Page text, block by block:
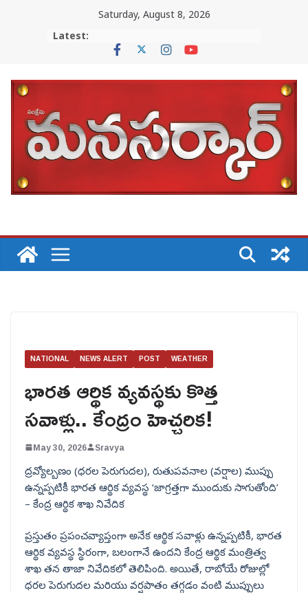
Saturday, August 8, 2026
Latest:
NATIONAL NEWS ALERT POST WEATHER
భారత ఆర్థిక వ్యవస్థకు కొత్త
సవాళ్లు.. కేంద్రం హెచ్చరిక!
May 30, 2026 Sravya
ద్రవ్యోల్బణం (ధరల పెరుగుదల), రుతుపవనాల (వర్షాల) ముప్పు
ఉన్నప్పటికీ భారత ఆర్థిక వ్యవస్థ ‘జాగ్రత్తగా ముందుకు సాగుతోంది’
– కేంద్ర ఆర్థిక శాఖ నివేదిక
ప్రస్తుతం ప్రపంచవ్యాప్తంగా అనేక ఆర్థిక సవాళ్లు ఉన్నప్పటికీ, భారత
ఆర్థిక వ్యవస్థ స్థిరంగా, బలంగానే ఉందని కేంద్ర ఆర్థిక మంత్రిత్వ
శాఖ తన తాజా నివేదికలో తెలిపింది. అయితే, రాబోయే రోజుల్లో
ధరల పెరుగుదల మరియు వర్షపాతం తగ్గడం వంటి ముప్పులు